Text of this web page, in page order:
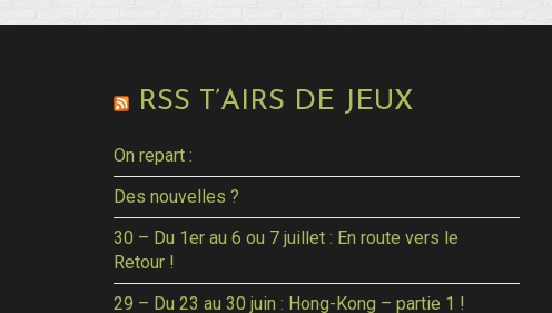
RSS T’AIRS DE JEUX
On repart :
Des nouvelles ?
30 – Du 1er au 6 ou 7 juillet : En route vers le
Retour !
29 – Du 23 au 30 juin : Hong-Kong – partie 1 !